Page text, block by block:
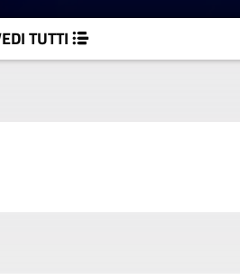
TUTTI